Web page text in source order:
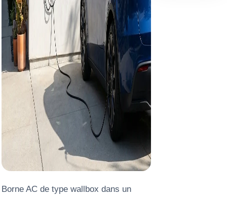
Borne AC de type wallbox dans un